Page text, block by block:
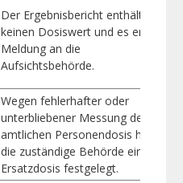
Der Ergebnisbericht enthält
keinen Dosiswert und es erfolgt
Meldung an die
Aufsichtsbehörde.
Wegen fehlerhafter oder
unterbliebener Messung der
amtlichen Personendosis hat
die zuständige Behörde eine
Ersatzdosis festgelegt.